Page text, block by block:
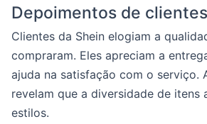
Depoimentos de
Clientes da Shein elogiam a
compraram. Eles apreciam a
ajuda na satisfação com o serviço.
revelam que a diversidade de itens
estilos.